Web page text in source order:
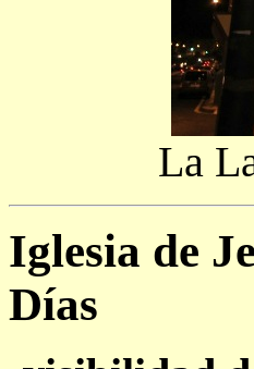
La
Iglesia de
Días